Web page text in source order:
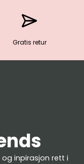
Gratis retur
inpirasjon rett i